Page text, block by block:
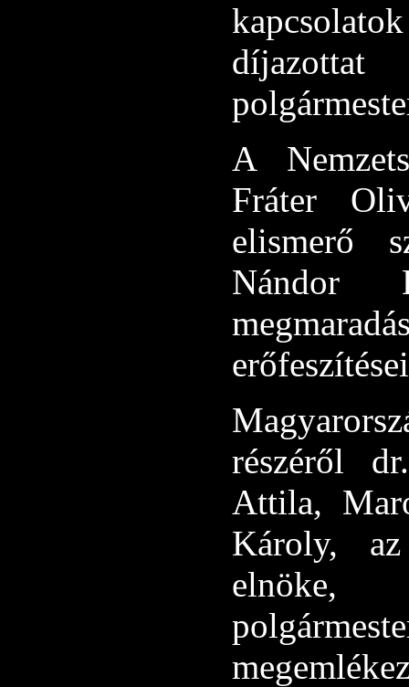
A
Fráter
elismerő
Nándor
részéről
Attila,
Károly,
elnöke,